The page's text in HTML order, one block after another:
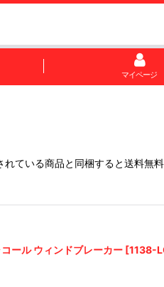
マイページ
ている商品と同梱すると送料無料
ール ウィンドブレーカー [1138-